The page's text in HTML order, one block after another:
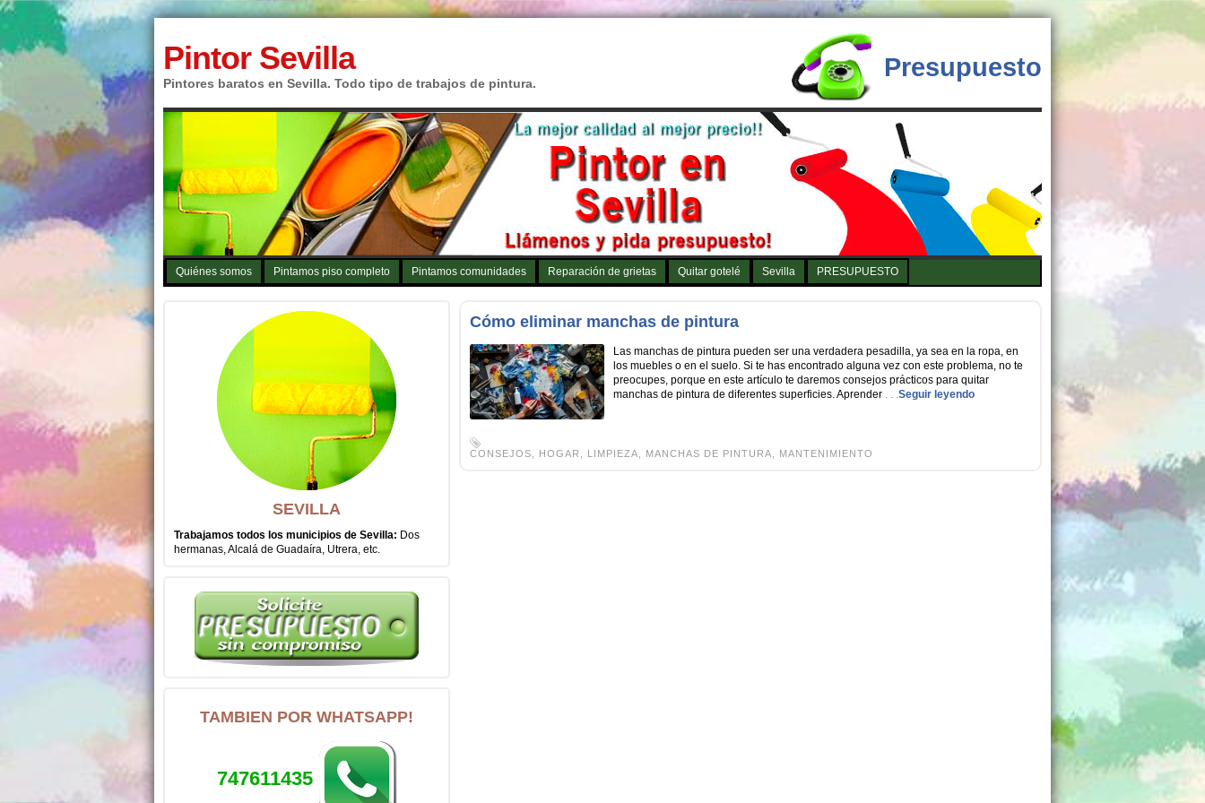
Pintor Sevilla
Pintores baratos en Sevilla. Todo tipo de trabajos de pintura.
Presupuesto
Quiénes somos Pintamos piso completo Pintamos comunidades Reparación de grietas Quitar gotelé Sevilla PRESUPUESTO
SEVILLA
Trabajamos todos los municipios de Sevilla: Dos
hermanas, Alcalá de Guadaíra, Utrera, etc.
TAMBIEN POR WHATSAPP!
747611435
Cómo eliminar manchas de pintura
Las manchas de pintura pueden ser una verdadera pesadilla, ya sea en la ropa, en
los muebles o en el suelo. Si te has encontrado alguna vez con este problema, no te
preocupes, porque en este artículo te daremos consejos prácticos para quitar
manchas de pintura de diferentes superficies. Aprender . . .Seguir leyendo
CONSEJOS HOGAR LIMPIEZA MANCHAS DE PINTURA MANTENIMIENTO